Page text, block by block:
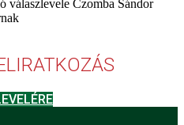
válaszlevele Czomba Sándor